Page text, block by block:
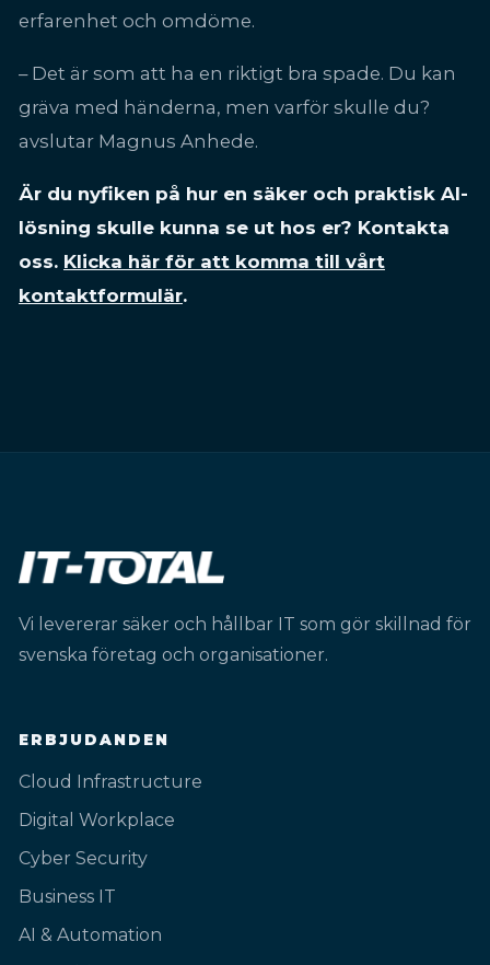
erfarenhet och omdöme.
– Det är som att ha en riktigt bra spade. Du kan
gräva med händerna, men varför skulle du?
avslutar Magnus Anhede.
Är du nyfiken på hur en säker och praktisk AI-
lösning skulle kunna se ut hos er? Kontakta
oss. Klicka här för att komma till vårt
kontaktformulär.
Vi levererar säker och hållbar IT som gör skillnad för
svenska företag och organisationer.
ERBJUDANDEN
Cloud Infrastructure
Digital Workplace
Cyber Security
Business IT
AI & Automation